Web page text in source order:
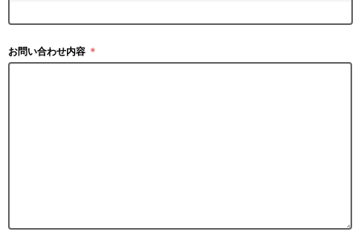
お問い合わせ内容 ＊